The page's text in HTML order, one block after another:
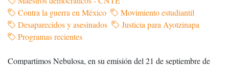
Contra la guerra en México
Movimiento estudiantil
Desaparecidos y asesinados
Justicia para Ayotzinapa
Programas recientes
Compartimos Nebulosa, en su emisión del 21 de septiembre de